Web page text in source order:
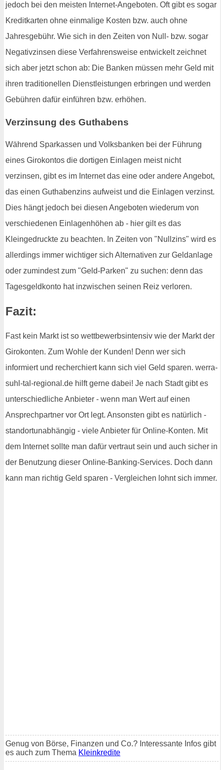
jedoch bei den meisten Internet-Angeboten. Oft gibt es sogar
Kreditkarten ohne einmalige Kosten bzw. auch ohne
Jahresgebühr. Wie sich in den Zeiten von Null- bzw. sogar
Negativzinsen diese Verfahrensweise entwickelt zeichnet
sich aber jetzt schon ab: Die Banken müssen mehr Geld mit
ihren traditionellen Dienstleistungen erbringen und werden
Gebühren dafür einführen bzw. erhöhen.
Verzinsung des Guthabens
Während Sparkassen und Volksbanken bei der Führung
eines Girokontos die dortigen Einlagen meist nicht
verzinsen, gibt es im Internet das eine oder andere Angebot,
das einen Guthabenzins aufweist und die Einlagen verzinst.
Dies hängt jedoch bei diesen Angeboten wiederum von
verschiedenen Einlagenhöhen ab - hier gilt es das
Kleingedruckte zu beachten. In Zeiten von "Nullzins" wird es
allerdings immer wichtiger sich Alternativen zur Geldanlage
oder zumindest zum "Geld-Parken" zu suchen: denn das
Tagesgeldkonto hat inzwischen seinen Reiz verloren.
Fazit:
Fast kein Markt ist so wettbewerbsintensiv wie der Markt der
Girokonten. Zum Wohle der Kunden! Denn wer sich
informiert und recherchiert kann sich viel Geld sparen. werra-
suhl-tal-regional.de hilft gerne dabei! Je nach Stadt gibt es
unterschiedliche Anbieter - wenn man Wert auf einen
Ansprechpartner vor Ort legt. Ansonsten gibt es natürlich -
standortunabhängig - viele Anbieter für Online-Konten. Mit
dem Internet sollte man dafür vertraut sein und auch sicher in
der Benutzung dieser Online-Banking-Services. Doch dann
kann man richtig Geld sparen - Vergleichen lohnt sich immer.
Genug von Börse, Finanzen und Co.? Interessante Infos gibt
es auch zum Thema Kleinkredite